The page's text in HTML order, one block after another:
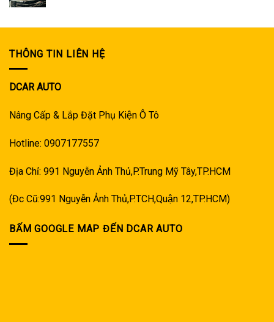
THÔNG TIN LIÊN HỆ
DCAR AUTO
Nâng Cấp & Lắp Đặt Phụ Kiện Ô Tô
Hotline: 0907177557
Địa Chỉ: 991 Nguyễn Ảnh Thủ,P.Trung Mỹ Tây,TP.HCM
(Đc Cũ:991 Nguyễn Ảnh Thủ,P.TCH,Quận 12,TP.HCM)
BẤM GOOGLE MAP ĐẾN DCAR AUTO